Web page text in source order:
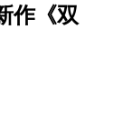
作《双